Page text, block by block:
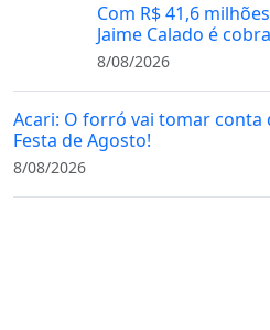
Com R$ 41,6
Jaime Calado é
8/08/2026
Acari: O forró vai tomar conta
Festa de Agosto!
8/08/2026